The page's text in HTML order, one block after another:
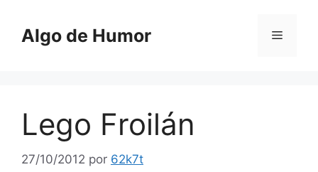
contenido
Algo de Humor Menú
Lego Froilán
27/10/2012 por 62k7t